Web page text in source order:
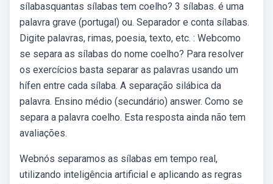
sílabasquantas sílabas tem coelho? 3 sílabas. é uma
palavra grave (portugal) ou. Separador e conta sílabas.
Digite palavras, rimas, poesia, texto, etc. : Webcomo
se separa as sílabas do nome coelho? Para resolver
os exercícios basta separar as palavras usando um
hífen entre cada sílaba. A separação silábica da
palavra. Ensino médio (secundário) answer. Como se
separa a palavra coelho. Esta resposta ainda não tem
avaliações.
Webnós separamos as sílabas em tempo real,
utilizando inteligência artificial e aplicando as regras